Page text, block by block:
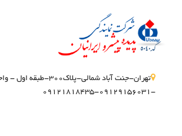
تهران-جنت آباد شمالی-پلاک300-طبقه اول - واحد 6
-09129156031-09121818435